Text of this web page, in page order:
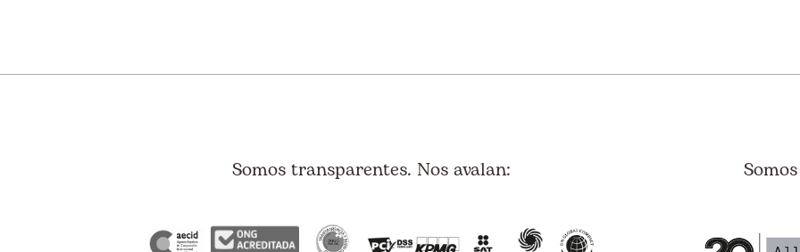
Somos transparentes. Nos avalan: